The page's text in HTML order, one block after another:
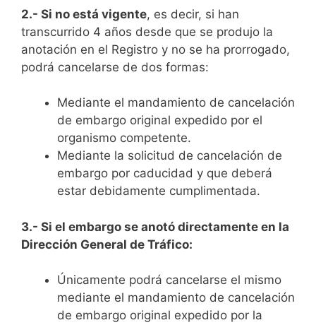
2.- Si no está vigente, es decir, si han
transcurrido 4 años desde que se produjo la
anotación en el Registro y no se ha prorrogado,
podrá cancelarse de dos formas:
Mediante el mandamiento de cancelación
de embargo original expedido por el
organismo competente.
Mediante la solicitud de cancelación de
embargo por caducidad y que deberá
estar debidamente cumplimentada.
3.- Si el embargo se anotó directamente en la
Dirección General de Tráfico:
Únicamente podrá cancelarse el mismo
mediante el mandamiento de cancelación
de embargo original expedido por la